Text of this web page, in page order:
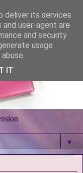
▼
deliver its services
user-agent are
and security
usage
IT